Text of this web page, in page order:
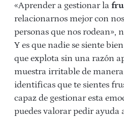
«Aprender a gestionar la
relacionarnos mejor con
personas que nos rodean»,
Y es que nadie se siente
que explota sin una razón
muestra irritable de
identificas que te sientes
capaz de gestionar esta
puedes valorar pedir ayuda